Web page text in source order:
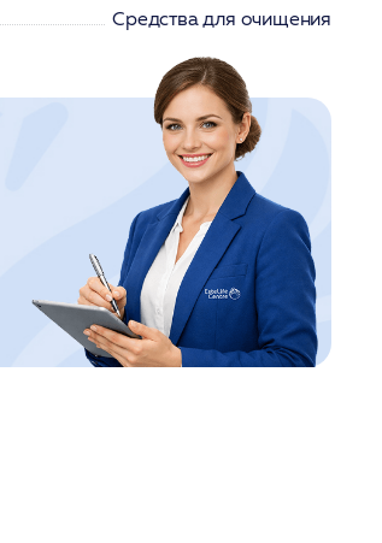
Средства для очищения